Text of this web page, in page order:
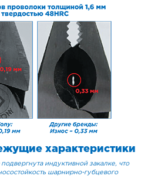
характеристики
индуктивной закалке, что
шарнирно-губцевого